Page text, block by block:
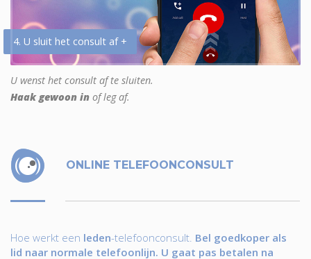
4. U sluit het consult af +
U wenst het consult af te sluiten.
Haak gewoon in of leg af.
ONLINE TELEFOONCONSULT
Hoe werkt een leden-telefoonconsult. Bel goedkoper als
lid naar normale telefoonlijn. U gaat pas betalen na